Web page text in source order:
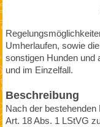
Umherlaufen, sowie
sonstigen Hunden und
und im Einzelfall.
Beschreibung
Nach der
Art. 18 Abs. 1 LStVG